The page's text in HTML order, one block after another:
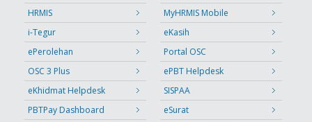
HRMIS
MyHRMIS Mobile
i-Tegur
eKasih
ePerolehan
Portal OSC
OSC 3 Plus
ePBT Helpdesk
eKhidmat Helpdesk
SISPAA
PBTPay Dashboard
eSurat